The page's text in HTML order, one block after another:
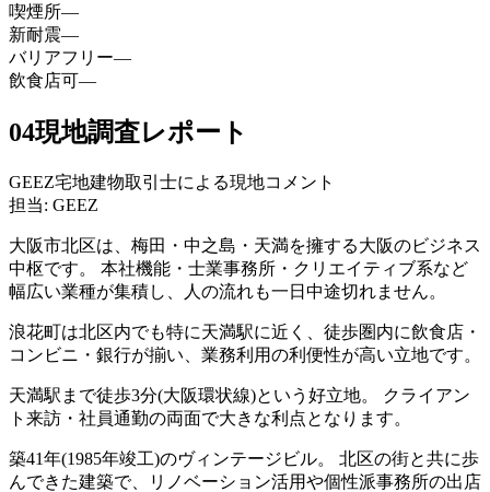
喫煙所—
新耐震—
バリアフリー—
飲食店可—
04現地調査レポート
GEEZ宅地建物取引士による現地コメント
担当: GEEZ
大阪市北区は、梅田・中之島・天満を擁する大阪のビジネス
中枢です。 本社機能・士業事務所・クリエイティブ系など
幅広い業種が集積し、人の流れも一日中途切れません。
浪花町は北区内でも特に天満駅に近く、徒歩圏内に飲食店・
コンビニ・銀行が揃い、業務利用の利便性が高い立地です。
天満駅まで徒歩3分(大阪環状線)という好立地。 クライアン
ト来訪・社員通勤の両面で大きな利点となります。
築41年(1985年竣工)のヴィンテージビル。 北区の街と共に歩
んできた建築で、リノベーション活用や個性派事務所の出店